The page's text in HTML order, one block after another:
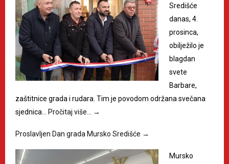
Središće
danas, 4.
prosinca,
obilježilo je
blagdan
svete
Barbare,
zaštitnice grada i rudara. Tim je povodom održana svečana
sjednica… Pročitaj više… →
Proslavljen Dan grada Mursko Središće →
Mursko